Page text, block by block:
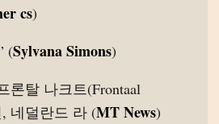
cs)
(Sylvana Simons)
론탈 나크트(Frontaal
네덜란드 라 (MT News)